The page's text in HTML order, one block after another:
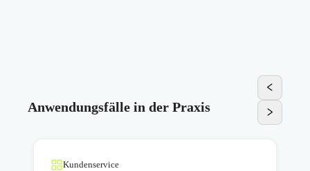
Anwendungsfälle in der Praxis
Kundenservice